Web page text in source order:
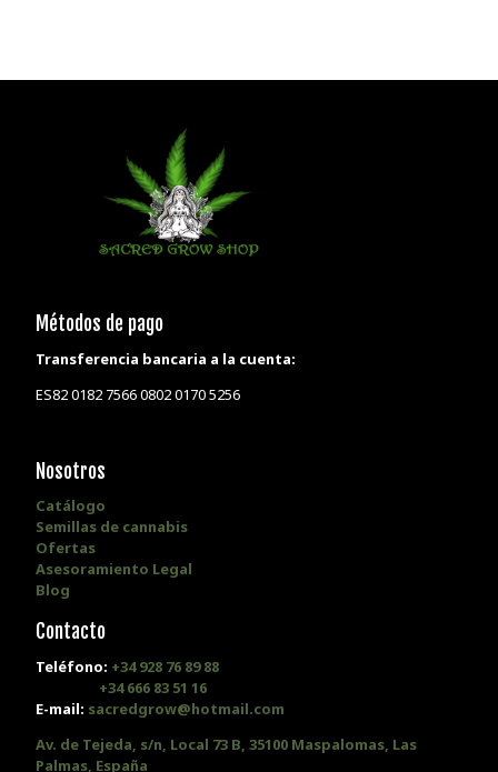
Métodos de pago
Transferencia bancaria a la cuenta:
ES82 0182 7566 0802 0170 5256
Nosotros
Catálogo
Semillas de cannabis
Ofertas
Asesoramiento Legal
Blog
Contacto
Teléfono: +34 928 76 89 88
+34 666 83 51 16
E-mail: sacredgrow@hotmail.com
Av. de Tejeda, s/n, Local 73 B, 35100 Maspalomas, Las
Palmas, España